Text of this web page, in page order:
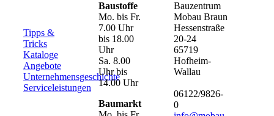
Tipps &
Tricks
Kataloge
Angebote
Unternehmensgeschichte
Serviceleistungen
Baustoffe
Mo. bis Fr.
7.00 Uhr
bis 18.00
Uhr
Sa. 8.00
Uhr bis
14.00 Uhr
Baumarkt
Bauzentrum
Mobau Braun
Hessenstraße
20-24
65719
Hofheim-
Wallau
06122/9826-
0